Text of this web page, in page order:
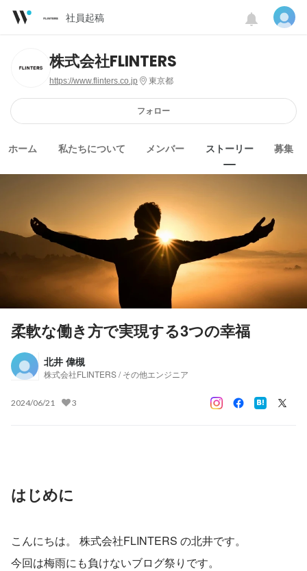
社員起稿
株式会社FLINTERS
https://www.flinters.co.jp 東京都
フォロー
ホーム 私たちについて メンバー ストーリー 募集
柔軟な働き方で実現する3つの幸福
北井 偉槻
株式会社FLINTERS / その他エンジニア
2024/06/21 3
はじめに
こんにちは。 株式会社FLINTERS の北井です。
今回は梅雨にも負けないブログ祭りです。